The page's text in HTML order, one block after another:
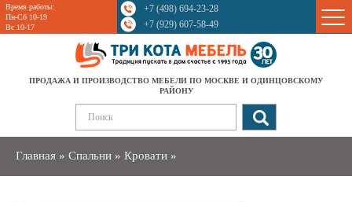
Время работы:
Пн-Сб 10-19
Вс 10-17
+7 (498) 694-23-28
+7 (929) 607-58-49
ПРОДАЖА И ПРОИЗВОДСТВО МЕБЕЛИ ПО МОСКВЕ И ОДИНЦОВСКОМУ
РАЙОНУ
Главная » Спальни » Кровати »
Sale